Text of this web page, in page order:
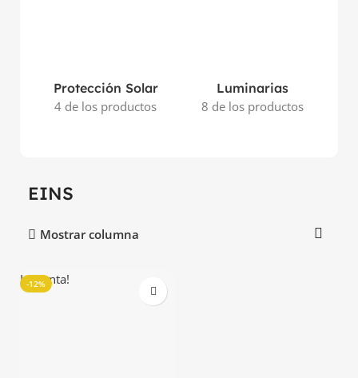
Protección Solar
4 de los productos
Luminarias
8 de los productos
EINS
Mostrar columna
-12%
La venta!